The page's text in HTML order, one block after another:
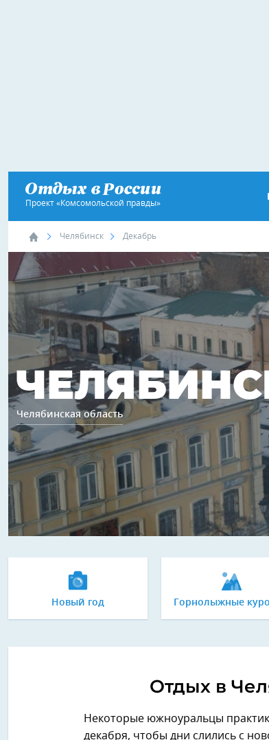
Проект «Комсомольской правды»
Челябинск Декабрь
Челябинская область
Новый год Горнолыжные
Отдых в
Некоторые южноуральцы
декабря, чтобы дни слились с